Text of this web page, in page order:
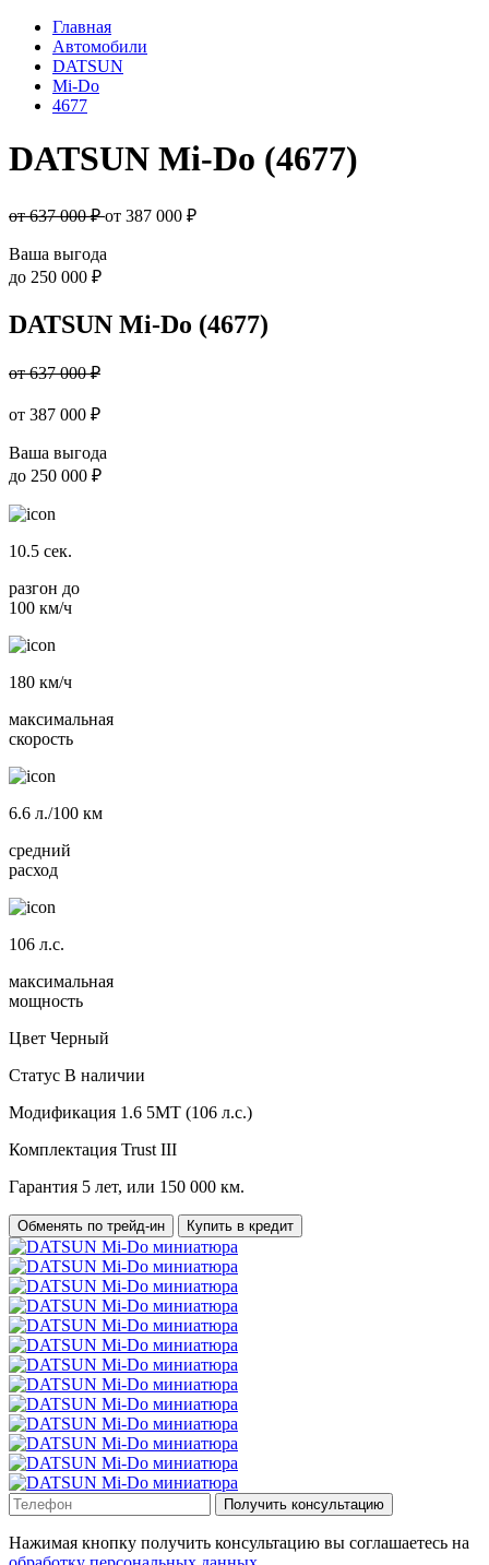
Главная
Автомобили
DATSUN
Mi-Do
4677
DATSUN Mi-Do (4677)
от 637 000 ₽от 387 000 ₽
Ваша выгода
до 250 000 ₽
DATSUN Mi-Do (4677)
от 637 000 ₽
от 387 000 ₽
Ваша выгода
до 250 000 ₽
10.5 сек.
разгон до
100 км/ч
180 км/ч
максимальная
скорость
6.6 л./100 км
средний
расход
106 л.с.
максимальная
мощность
Цвет Черный
Статус В наличии
Модификация 1.6 5МТ (106 л.с.)
Комплектация Trust III
Гарантия 5 лет, или 150 000 км.
Обменять по трейд-ин Купить в кредит
Получить консультацию
Нажимая кнопку получить консультацию вы соглашаетесь на